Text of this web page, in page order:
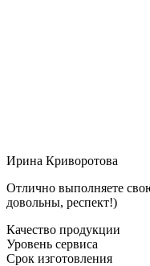
Ирина Криворотова
Отлично выполняете
довольны, респект!)
Качество продукции
Уровень сервиса
Срок изготовления